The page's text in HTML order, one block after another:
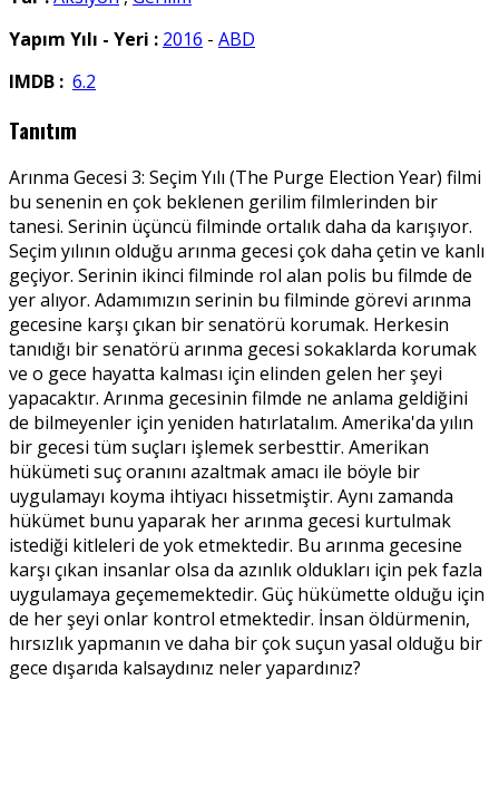
Yapım Yılı - Yeri : 2016 - ABD
IMDB : 6.2
Tanıtım
Arınma Gecesi 3: Seçim Yılı (The Purge Election Year) filmi
bu senenin en çok beklenen gerilim filmlerinden bir
tanesi. Serinin üçüncü filminde ortalık daha da karışıyor.
Seçim yılının olduğu arınma gecesi çok daha çetin ve kanlı
geçiyor. Serinin ikinci filminde rol alan polis bu filmde de
yer alıyor. Adamımızın serinin bu filminde görevi arınma
gecesine karşı çıkan bir senatörü korumak. Herkesin
tanıdığı bir senatörü arınma gecesi sokaklarda korumak
ve o gece hayatta kalması için elinden gelen her şeyi
yapacaktır. Arınma gecesinin filmde ne anlama geldiğini
de bilmeyenler için yeniden hatırlatalım. Amerika'da yılın
bir gecesi tüm suçları işlemek serbesttir. Amerikan
hükümeti suç oranını azaltmak amacı ile böyle bir
uygulamayı koyma ihtiyacı hissetmiştir. Aynı zamanda
hükümet bunu yaparak her arınma gecesi kurtulmak
istediği kitleleri de yok etmektedir. Bu arınma gecesine
karşı çıkan insanlar olsa da azınlık oldukları için pek fazla
uygulamaya geçememektedir. Güç hükümette olduğu için
de her şeyi onlar kontrol etmektedir. İnsan öldürmenin,
hırsızlık yapmanın ve daha bir çok suçun yasal olduğu bir
gece dışarıda kalsaydınız neler yapardınız?